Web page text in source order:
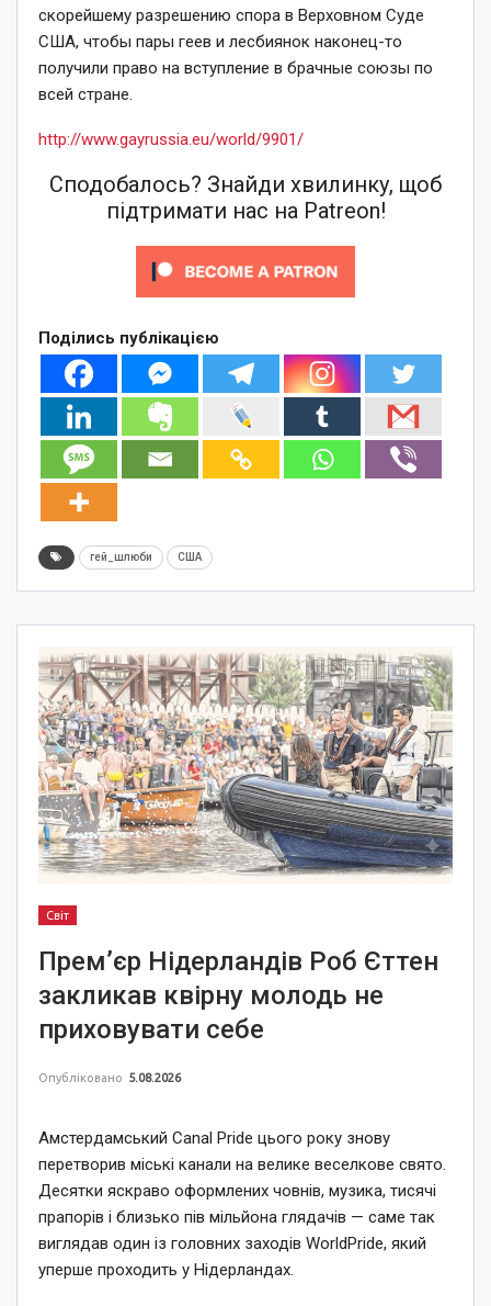
скорейшему разрешению спора в Верховном Суде
США, чтобы пары геев и лесбиянок наконец-то
получили право на вступление в брачные союзы по
всей стране.
http://www.gayrussia.eu/world/9901/
Сподобалось? Знайди хвилинку, щоб
підтримати нас на Patreon!
Поділись публікацією
гей_шлюби США
Світ
Прем’єр Нідерландів Роб Єттен
закликав квірну молодь не
приховувати себе
Опубліковано 5.08.2026
Амстердамський Canal Pride цього року знову
перетворив міські канали на велике веселкове свято.
Десятки яскраво оформлених човнів, музика, тисячі
прапорів і близько пів мільйона глядачів — саме так
виглядав один із головних заходів WorldPride, який
уперше проходить у Нідерландах.